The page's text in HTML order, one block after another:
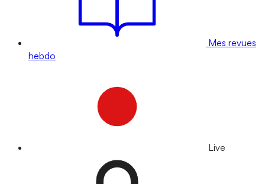
Mes revues
hebdo
Live